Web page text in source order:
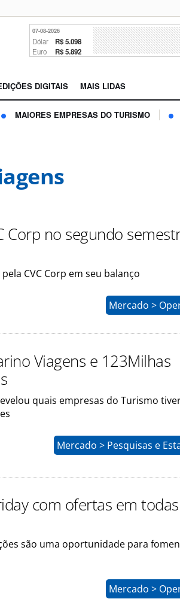
07-08-2026
Dólar R$ 5.098
Euro R$ 5.892
DIGITAIS MAIS LIDAS
MAIORES EMPRESAS DO TURISMO
Corp no segundo
CVC Corp em seu balanço
Mercado >
Viagens e 123Milhas
quais empresas do Turismo
Mercado > Pesquisas e
com ofertas em
são uma oportunidade para
Mercado >